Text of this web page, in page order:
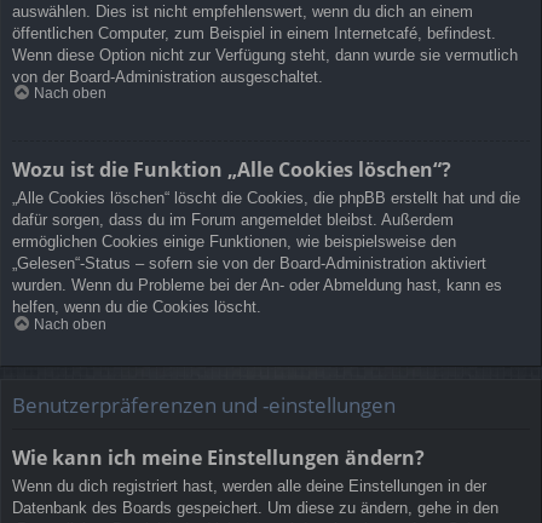
auswählen. Dies ist nicht empfehlenswert, wenn du dich an einem
öffentlichen Computer, zum Beispiel in einem Internetcafé, befindest.
Wenn diese Option nicht zur Verfügung steht, dann wurde sie vermutlich
von der Board-Administration ausgeschaltet.
Nach oben
Wozu ist die Funktion „Alle Cookies löschen“?
„Alle Cookies löschen“ löscht die Cookies, die phpBB erstellt hat und die
dafür sorgen, dass du im Forum angemeldet bleibst. Außerdem
ermöglichen Cookies einige Funktionen, wie beispielsweise den
„Gelesen“-Status – sofern sie von der Board-Administration aktiviert
wurden. Wenn du Probleme bei der An- oder Abmeldung hast, kann es
helfen, wenn du die Cookies löscht.
Nach oben
Benutzerpräferenzen und -einstellungen
Wie kann ich meine Einstellungen ändern?
Wenn du dich registriert hast, werden alle deine Einstellungen in der
Datenbank des Boards gespeichert. Um diese zu ändern, gehe in den